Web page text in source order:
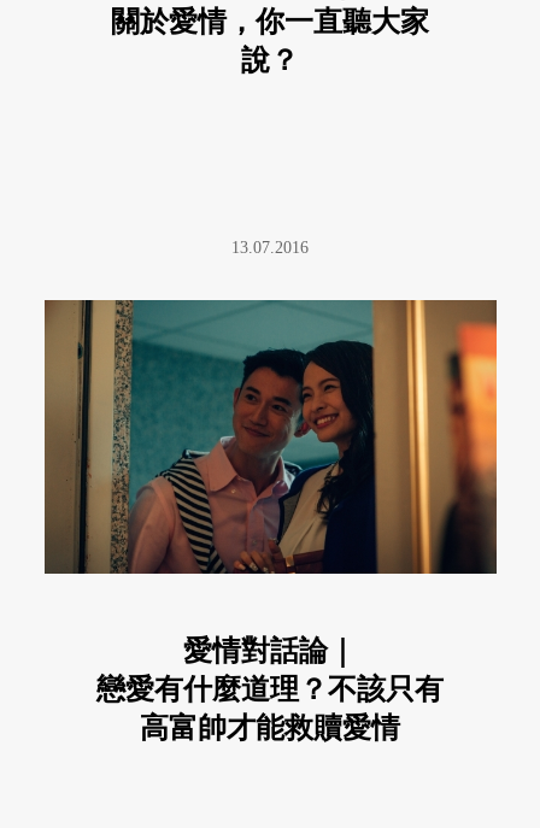
關於愛情，你一直聽大家
說？
13.07.2016
愛情對話論｜
戀愛有什麼道理？不該只有
高富帥才能救贖愛情